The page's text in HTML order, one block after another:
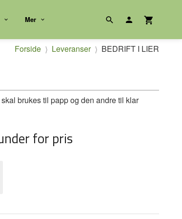
Mer
Forside Leveranser BEDRIFT I LIER
brukes til papp og den andre til klar
for pris